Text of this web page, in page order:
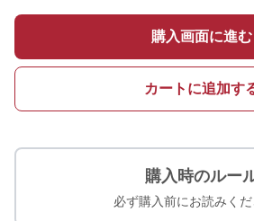
購入画面に進む
カートに追加す
購入時のルー
必ず購入前にお読みくだ